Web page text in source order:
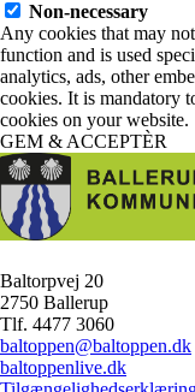
Non-necessary
Any cookies that may
function and is used
analytics, ads, other
cookies. It is mandatory
cookies on your website.
GEM & ACCEPTÈR
Baltorpvej 20
2750 Ballerup
Tlf. 4477 3060
baltoppen@baltoppen.dk
baltoppenlive.dk